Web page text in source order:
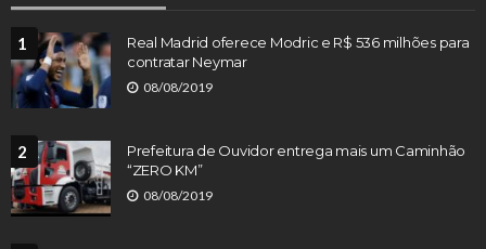
1
Real Madrid oferece Modric e R$ 536 milhões para
contratar Neymar
08/08/2019
2
Prefeitura de Ouvidor entrega mais um Caminhão
“ZERO KM”
08/08/2019